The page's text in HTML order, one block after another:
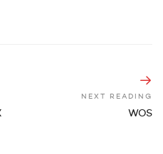
NEXT READING
WOS